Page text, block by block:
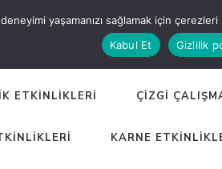
ETKİNLİKLERİ ÇİZGİ
KARNE
yaşamanızı sağlamak için
Kabul Et
Gizlilik